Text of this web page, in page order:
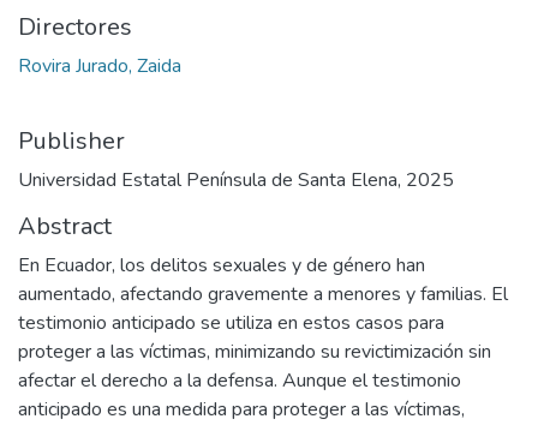
Directores
Rovira Jurado, Zaida
Publisher
Universidad Estatal Península de Santa Elena, 2025
Abstract
En Ecuador, los delitos sexuales y de género han
aumentado, afectando gravemente a menores y familias. El
testimonio anticipado se utiliza en estos casos para
proteger a las víctimas, minimizando su revictimización sin
afectar el derecho a la defensa. Aunque el testimonio
anticipado es una medida para proteger a las víctimas,